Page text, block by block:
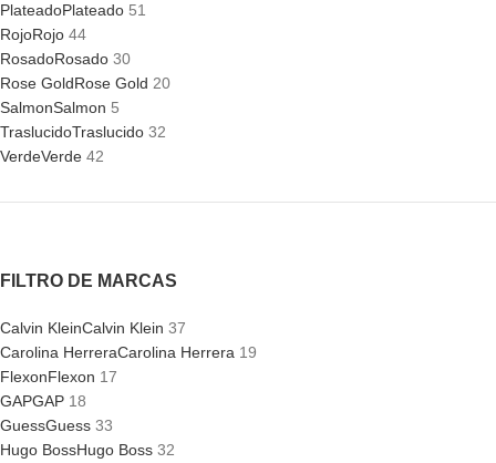
PlateadoPlateado 51
RojoRojo 44
RosadoRosado 30
Rose GoldRose Gold 20
SalmonSalmon 5
TraslucidoTraslucido 32
VerdeVerde 42
FILTRO DE MARCAS
Calvin KleinCalvin Klein 37
Carolina HerreraCarolina Herrera 19
FlexonFlexon 17
GAPGAP 18
GuessGuess 33
Hugo BossHugo Boss 32